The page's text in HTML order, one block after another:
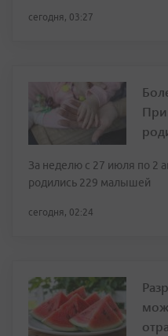
сегодня, 03:27
За неделю с 27 июля по 2
родились 229 малышей
сегодня, 02:24